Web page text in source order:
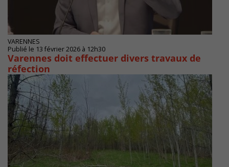
VARENNES
Publié le 13 février 2026 à 12h30
Varennes doit effectuer divers travaux de
réfection